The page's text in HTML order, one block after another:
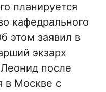
планируется
кафедрального
этом заявил в
экзарх
после
в Москве с